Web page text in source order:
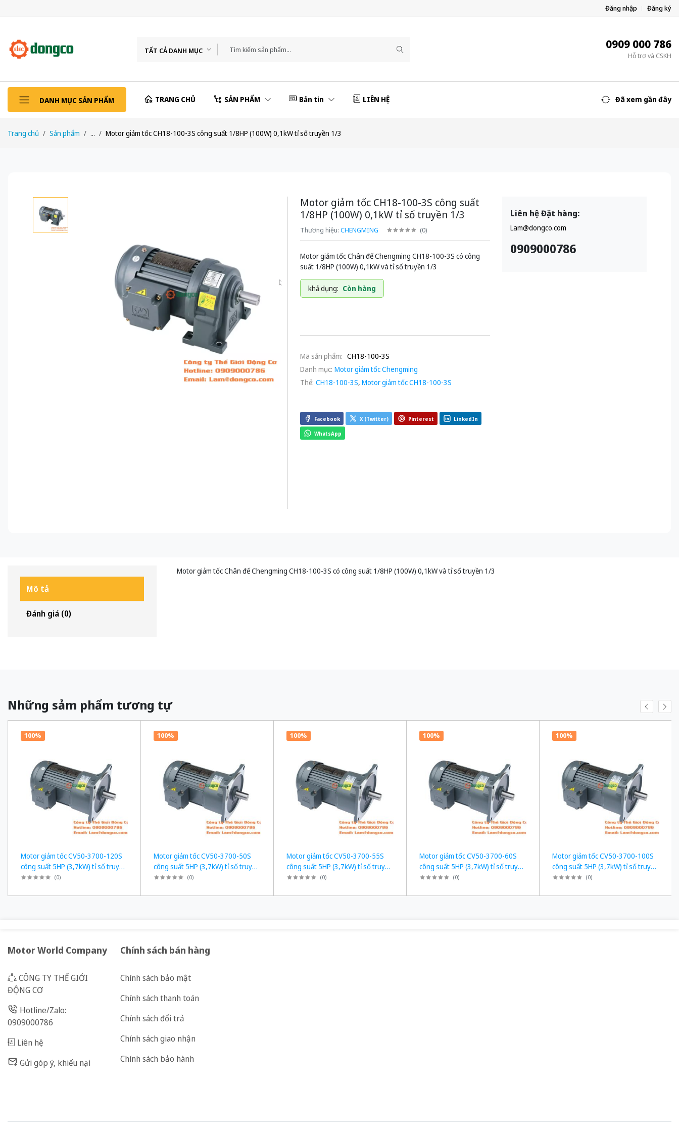
Đăng nhập Đăng ký
TẤT CẢ DANH MỤC 0909 000 786
Hỗ trợ và CSKH
DANH MỤC SẢN PHẨM TRANG CHỦ SẢN PHẨM Bản tin LIÊN HỆ Đã xem gần đây
Trang chủ Sản phẩm ... Motor giảm tốc CH18-100-3S công suất 1/8HP (100W) 0,1kW tỉ số truyền 1/3
Motor giảm tốc CH18-100-3S công suất
1/8HP (100W) 0,1kW tỉ số truyền 1/3
Thương hiệu: CHENGMING (0)
Motor giảm tốc Chân đế Chengming CH18-100-3S có công
suất 1/8HP (100W) 0,1kW và tỉ số truyền 1/3
khả dụng: Còn hàng
Mã sản phẩm: CH18-100-3S
Danh mục: Motor giảm tốc Chengming
Thẻ: CH18-100-3S, Motor giảm tốc CH18-100-3S
Facebook X (Twitter) Pinterest LinkedIn
WhatsApp
Liên hệ Đặt hàng:
Lam@dongco.com
0909000786
Mô tả
Đánh giá (0)
Motor giảm tốc Chân đế Chengming CH18-100-3S có công suất 1/8HP (100W) 0,1kW và tỉ số truyền 1/3
Những sảm phẩm tương tự
100%
Motor giảm tốc CV50-3700-120S
công suất 5HP (3,7kW) tỉ số truyền
1/120
(0)
100%
Motor giảm tốc CV50-3700-50S
công suất 5HP (3,7kW) tỉ số truyền
1/50
(0)
100%
Motor giảm tốc CV50-3700-55S
công suất 5HP (3,7kW) tỉ số truyền
1/55
(0)
100%
Motor giảm tốc CV50-3700-60S
công suất 5HP (3,7kW) tỉ số truyền
1/60
(0)
100%
Motor giảm tốc CV50-3700-100S
công suất 5HP (3,7kW) tỉ số truyền
1/100
(0)
Motor World Company
CÔNG TY THẾ GIỚI
ĐỘNG CƠ
Hotline/Zalo:
0909000786
Liên hệ
Gửi góp ý, khiếu nại
Chính sách bán hàng
Chính sách bảo mật
Chính sách thanh toán
Chính sách đổi trả
Chính sách giao nhận
Chính sách bảo hành